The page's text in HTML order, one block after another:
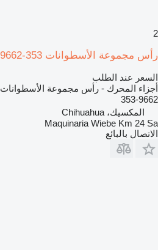
2
رأس مجموعة الأسطوانات 353-9662 لـ حفارة Caterpillar C4.4
السعر عند الطلب
أجزاء المحرك - رأس مجموعة الأسطوانات
353-9662
المكسيك، Chihuahua
Maquinaria Wiebe Km 24 Sa
الاتصال بالبائع